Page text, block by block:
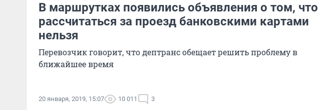
В маршрутках появились объявления о том, что
рассчитаться за проезд банковскими картами
нельзя
Перевозчик говорит, что дептранс обещает решить проблему в
ближайшее время
20 января, 2019, 15:07 10 011 3